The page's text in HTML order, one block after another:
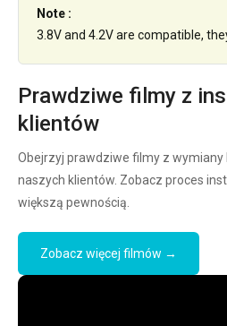
Note :
3.8V and 4.2V are compatible,
Prawdziwe filmy z
klientów
Obejrzyj prawdziwe filmy z
naszych klientów. Zobacz proces
większą pewnością.
Zobacz więcej filmów →